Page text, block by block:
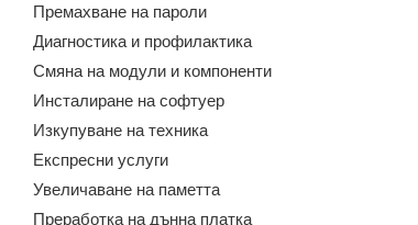
Премахване на пароли
Диагностика и профилактика
Смяна на модули и компоненти
Инсталиране на софтуер
Изкупуване на техника
Експресни услуги
Увеличаване на паметта
Преработка на дънна платка